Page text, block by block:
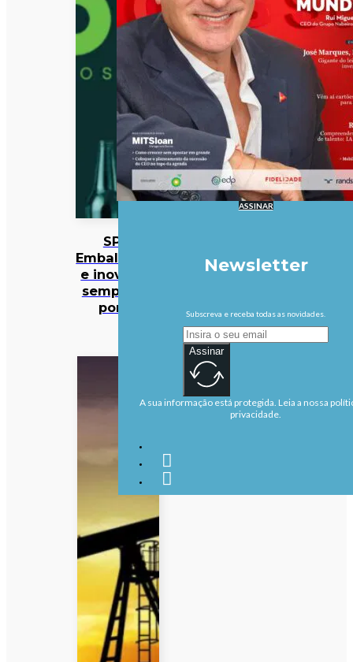
SPV:
Embalagens
e inovação
sempre no
ponto
ASSINAR
Newsletter
Subscreva e receba todas as novidades.
Assinar
A sua informação está protegida. Leia a nossa
privacidade.